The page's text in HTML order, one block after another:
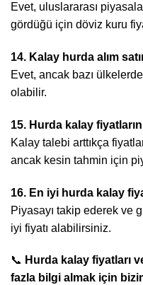
Evet, uluslararası
gördüğü için döviz kuru
14. Kalay hurda alım
Evet, ancak bazı
olabilir.
15. Hurda kalay
Kalay talebi arttıkça
ancak kesin tahmin için
16. En iyi hurda kalay
Piyasayı takip ederek ve
iyi fiyatı alabilirsiniz.
📞 Hurda kalay fiyatları
fazla bilgi almak için